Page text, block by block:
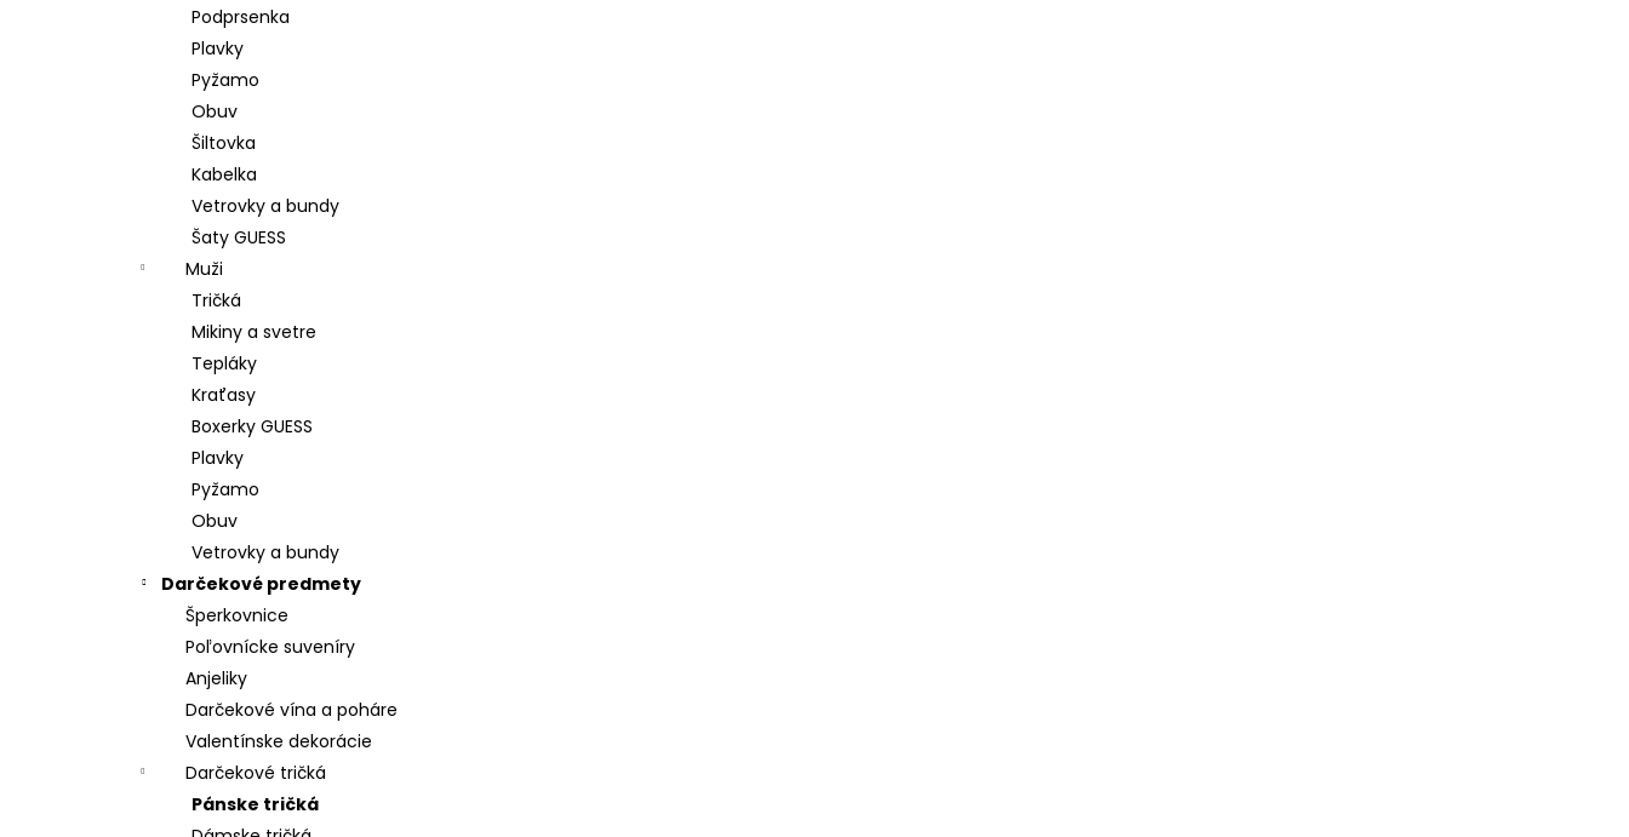
Podprsenka
Plavky
Pyžamo
Obuv
Šiltovka
Kabelka
Vetrovky a bundy
Šaty GUESS
Muži
Tričká
Mikiny a svetre
Tepláky
Kraťasy
Boxerky GUESS
Plavky
Pyžamo
Obuv
Vetrovky a bundy
Darčekové predmety
Šperkovnice
Poľovnícke suveníry
Anjeliky
Darčekové vína a poháre
Valentínske dekorácie
Darčekové tričká
Pánske tričká